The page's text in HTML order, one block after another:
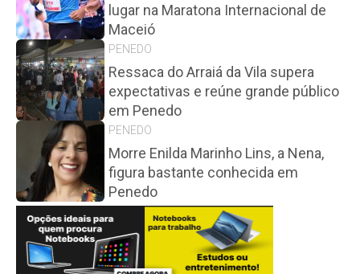
lugar na Maratona Internacional de
Maceió
PENEDO
Ressaca do Arraiá da Vila supera
expectativas e reúne grande público
em Penedo
PENEDO
Morre Enilda Marinho Lins, a Nena,
figura bastante conhecida em
Penedo